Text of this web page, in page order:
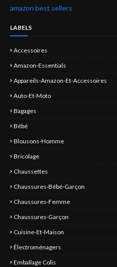
amazon best sellers
LABELS
Accessoires
Amazon-Essentials
Appareils-Amazon-Et-Accessoires
Auto-Et-Moto
Bagages
Bébé
Blousons-Homme
Bricolage
Chaussettes
Chaussures-Bébé-Garçon
Chaussures-Femme
Chaussures-Garçon
Cuisine-Et-Maison
Électroménagers
Emballage Colis